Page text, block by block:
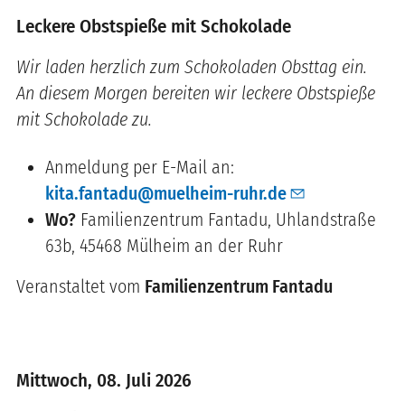
Leckere Obstspieße mit Schokolade
Wir laden herzlich zum Schokoladen Obsttag ein.
An diesem Morgen bereiten wir leckere Obstspieße
mit Schokolade zu.
Anmeldung per E-Mail an:
kita.fantadu@muelheim-ruhr.de
Wo? Familienzentrum Fantadu, Uhlandstraße
63b, 45468 Mülheim an der Ruhr
Veranstaltet vom Familienzentrum Fantadu
Mittwoch, 08. Juli 2026